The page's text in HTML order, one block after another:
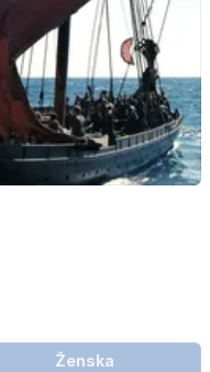
Ženska